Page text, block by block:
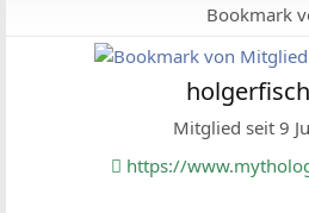
Bookmark
Mitglied seit 9
https://